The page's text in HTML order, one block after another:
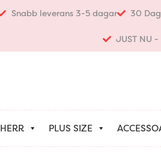
Snabb leverans 3-5 dagar 30
JUST NU
HERR PLUS SIZE